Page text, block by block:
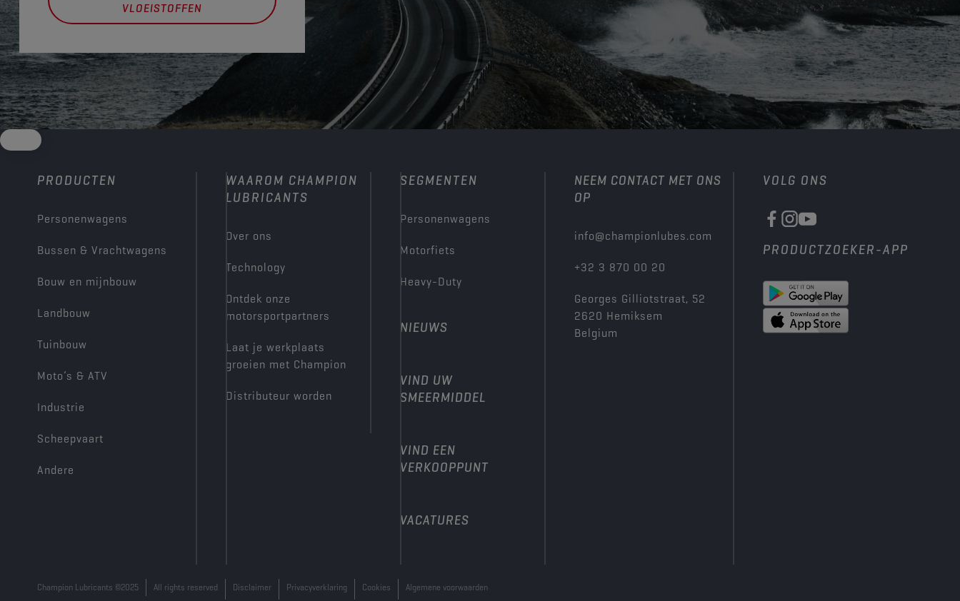
VLOEISTOFFEN
PRODUCTEN
Personenwagens
Bussen & Vrachtwagens
Bouw en mijnbouw
Landbouw
Tuinbouw
Moto’s & ATV
Industrie
Scheepvaart
Andere
WAAROM CHAMPION
LUBRICANTS
Over ons
Technology
Ontdek onze
motorsportpartners
Laat je werkplaats
groeien met Champion
Distributeur worden
SEGMENTEN
Personenwagens
Motorfiets
Heavy-Duty
NIEUWS
VIND UW
SMEERMIDDEL
VIND EEN
VERKOOPPUNT
VACATURES
NEEM CONTACT MET ONS
OP
info@championlubes.com
+32 3 870 00 20
Georges Gilliotstraat, 52
2620 Hemiksem
Belgium
VOLG ONS
PRODUCTZOEKER-APP
Champion Lubricants ©2025 All rights reserved Disclaimer Privacyverklaring Cookies Algemene voorwaarden